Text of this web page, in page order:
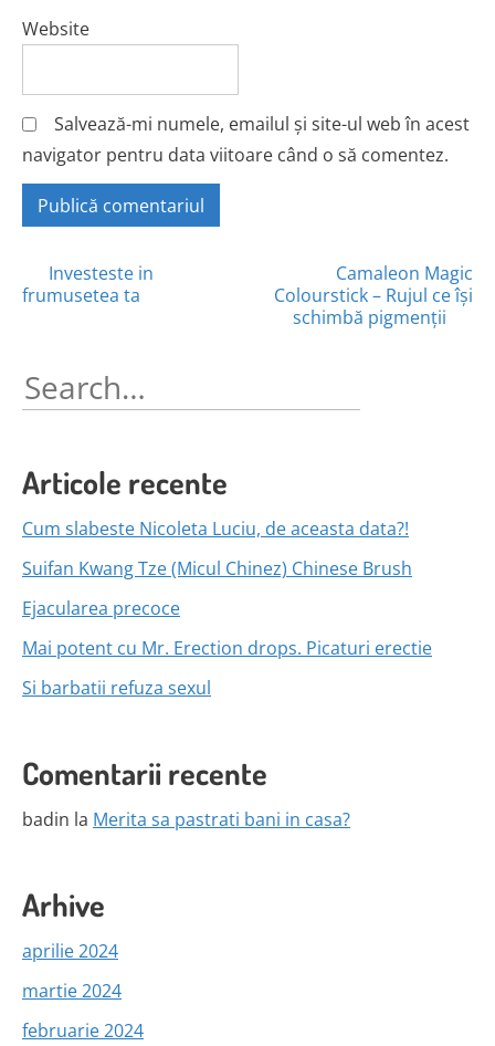
Website
Salvează-mi numele, emailul și site-ul web în acest
navigator pentru data viitoare când o să comentez.
Posts
Investeste in
frumusetea ta
Camaleon Magic
Colourstick – Rujul ce își
schimbă pigmenții
Search
for:
Articole recente
Cum slabeste Nicoleta Luciu, de aceasta data?!
Suifan Kwang Tze (Micul Chinez) Chinese Brush
Ejacularea precoce
Mai potent cu Mr. Erection drops. Picaturi erectie
Si barbatii refuza sexul
Comentarii recente
badin la Merita sa pastrati bani in casa?
Arhive
aprilie 2024
martie 2024
februarie 2024